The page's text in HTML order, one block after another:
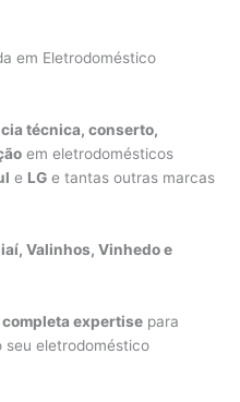
em Eletrodoméstico
técnica, conserto,
em eletrodomésticos
e LG e tantas outras marcas
Valinhos, Vinhedo e
expertise para
seu eletrodoméstico